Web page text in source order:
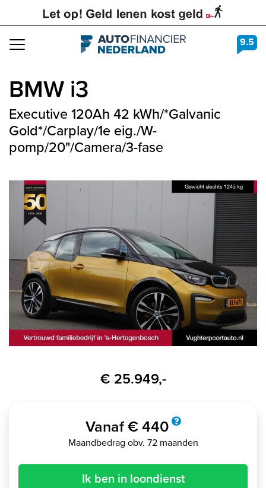
Navigation 9.5
BMW i3
Executive 120Ah 42 kWh/*Galvanic
Gold*/Carplay/1e eig./W-
pomp/20"/Camera/3-fase
€ 25.949,-
Vanaf € 440
Maandbedrag obv. 72 maanden
Ik ben in loondienst